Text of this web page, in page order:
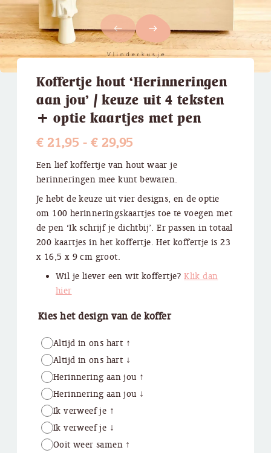
west east
Koffertje hout ‘Herinneringen
aan jou’ / keuze uit 4 teksten
+ optie kaartjes met pen
€21,95 - €29,95
€ 21,95
tot
€ 29,95
Een lief koffertje van hout waar je
herinneringen mee kunt bewaren.
Je hebt de keuze uit vier designs, en de optie
om 100 herinneringskaartjes toe te voegen met
de pen ‘Ik schrijf je dichtbij’. Er passen in totaal
200 kaartjes in het koffertje. Het koffertje is 23
x 16,5 x 9 cm groot.
Wil je liever een wit koffertje?Klik dan
hier
Kies het design van de koffer
Altijd in ons hart ↑
Altijd in ons hart ↓
Herinnering aan jou ↑
Herinnering aan jou ↓
Ik verweef je ↑
Ik verweef je ↓
Ooit weer samen ↑